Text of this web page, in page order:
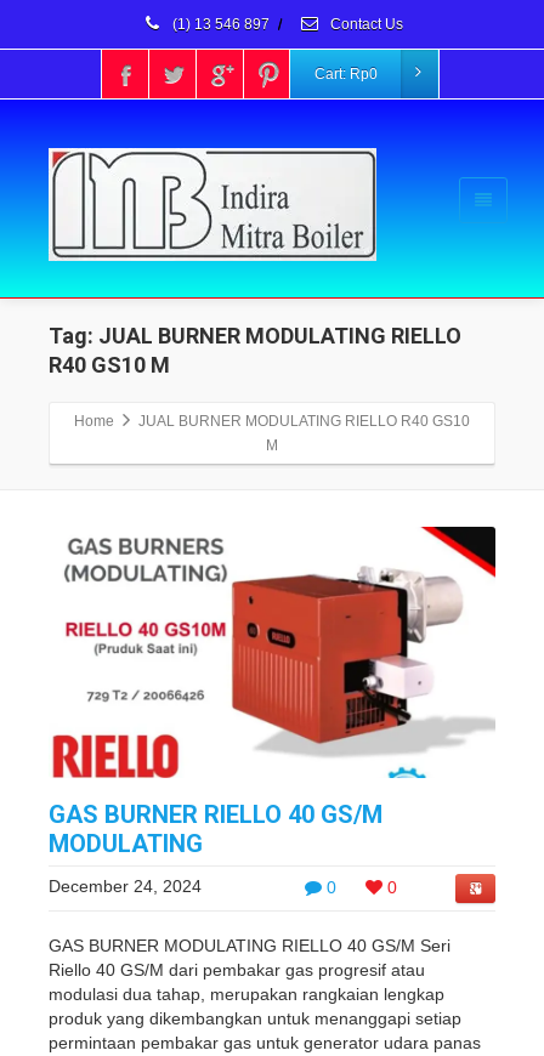
(1) 13 546 897 / Contact Us
Cart: Rp0
Tag: JUAL BURNER MODULATING RIELLO
R40 GS10 M
Home
JUAL BURNER MODULATING RIELLO R40 GS10
M
GAS BURNER RIELLO 40 GS/M
MODULATING
0 0
December 24, 2024
GAS BURNER MODULATING RIELLO 40 GS/M Seri
Riello 40 GS/M dari pembakar gas progresif atau
modulasi dua tahap, merupakan rangkaian lengkap
produk yang dikembangkan untuk menanggapi setiap
permintaan pembakar gas untuk generator udara panas